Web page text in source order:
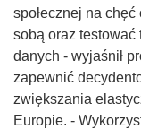
społecznej na
sobą oraz
danych - wyjaśnił
zapewnić
zwiększania
Europie. -